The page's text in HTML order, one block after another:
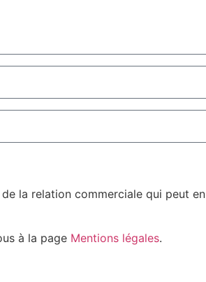
la relation commerciale qui peut en
à la page Mentions légales.